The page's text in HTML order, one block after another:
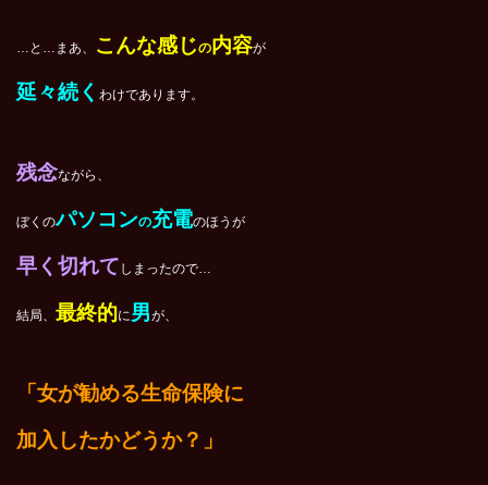
…と…まあ、 こんな感じの内容が
延々続く わけであります。
残念ながら、
ぼくのパソコンの充電のほうが
早く切れて しまったので…
結局、 最終的に男が、
「女が勧める生命保険に
加入したかどうか？」